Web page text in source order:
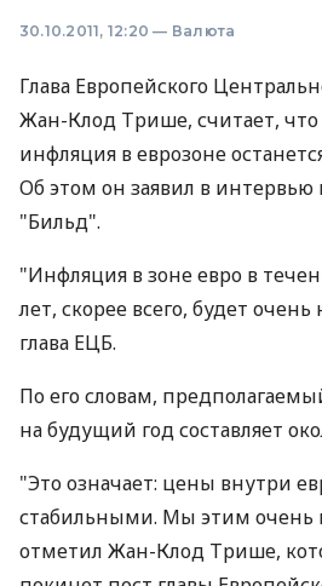
30.10.2011, 12:20 — Валюта
Глава Европейского
Жан-Клод Трише, считает,
инфляция в еврозоне
Об этом он заявил в интервью
"Бильд".
"Инфляция в зоне евро в
лет, скорее всего, будет очень
глава ЕЦБ.
По его словам,
на будущий год составляет
"Это означает: цены внутри
стабильными. Мы этим очень
отметил Жан-Клод Трише,